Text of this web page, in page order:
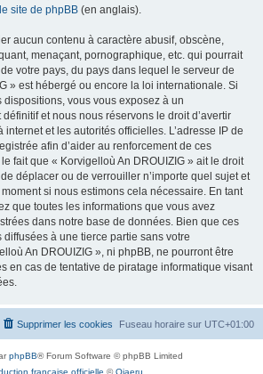
le site de phpBB (en anglais).
aucun contenu à caractère abusif, obscène,
menaçant, pornographique, etc. qui pourrait
votre pays, du pays dans lequel le serveur de
» est hébergé ou encore la loi internationale. Si
vous vous exposez à un
et nous nous réservons le droit d’avertir
internet et les autorités officielles. L’adresse IP de
afin d’aider au renforcement de ces
fait que « Korvigelloù An DROUIZIG » ait le droit
déplacer ou de verrouiller n’importe quel sujet et
si nous estimons cela nécessaire. En tant
que toutes les informations que vous avez
dans notre base de données. Bien que ces
à une tierce partie sans votre
An DROUIZIG », ni phpBB, ne pourront être
en cas de tentative de piratage informatique visant
Fuseau horaire sur UTC+01:00
Supprimer les cookies
phpBB® Forum Software © phpBB Limited
française officielle ©Qiaeru